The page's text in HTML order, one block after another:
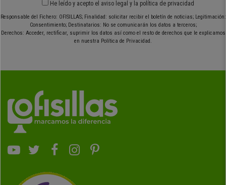
He leído y acepto el aviso legal y la política de privacidad
Responsable del Fichero: OFISILLAS; Finalidad: solicitar recibir el boletín de noticias; Legitimación:
Consentimiento; Destinatarios: No se comunicarán los datos a terceros;
Derechos: Acceder, rectificar, suprimir los datos así como el resto de derechos que le explicamos
en nuestra Política de Privacidad.